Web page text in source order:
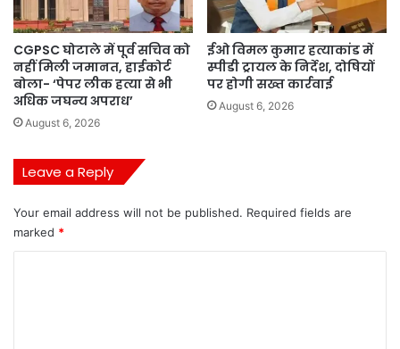
CGPSC घोटाले में पूर्व सचिव को
नहीं मिली जमानत, हाईकोर्ट
बोला- ‘पेपर लीक हत्या से भी
अधिक जघन्य अपराध’
August 6, 2026
ईओ विमल कुमार हत्याकांड में
स्पीडी ट्रायल के निर्देश, दोषियों
पर होगी सख्त कार्रवाई
August 6, 2026
Leave a Reply
Your email address will not be published. Required fields are
marked *